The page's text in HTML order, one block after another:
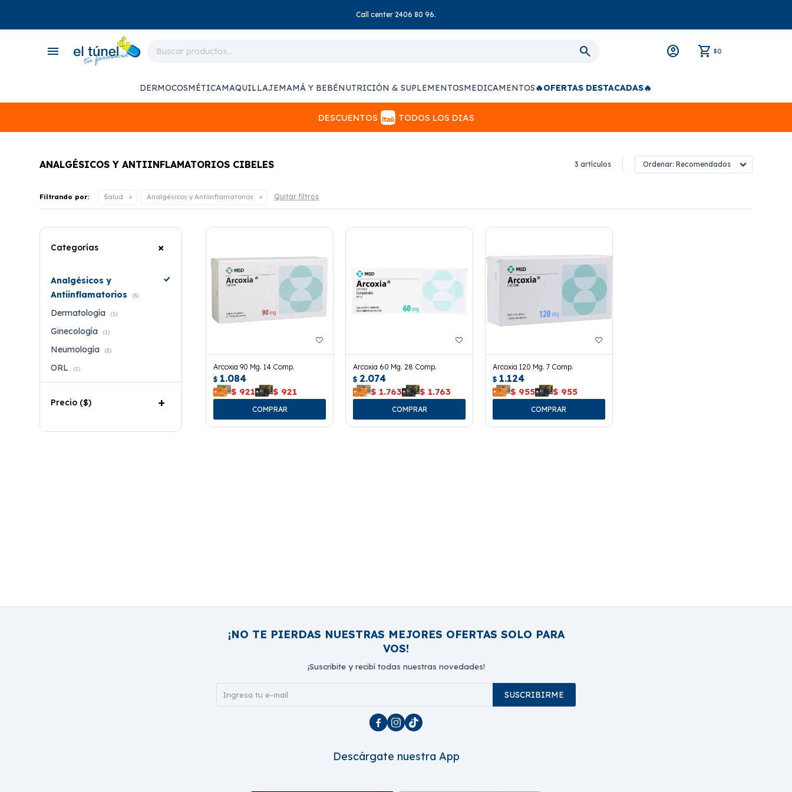
Call center 2406 80 96.
menu $0
DERMOCOSMÉTICAMAQUILLAJEMAMÁ Y BEBÉNUTRICIÓN & SUPLEMENTOSMEDICAMENTOS🔥OFERTAS DESTACADAS🔥
DESCUENTOS TODOS LOS DIAS
ANALGÉSICOS Y ANTIINFLAMATORIOS CIBELES 3 artículos Recomendados
Filtrando por: Salud Analgésicos y Antiinflamatorios Quitar filtros
Arcoxia 90 Mg. 14 Comp.
$ 1.084
$ 921 $ 921
Arcoxia 60 Mg. 28 Comp.
$ 2.074
$ 1.763 $ 1.763
Arcoxia 120 Mg. 7 Comp.
$ 1.124
$ 955 $ 955
Categorías
Analgésicos y
Antiinflamatorios
(3)
Dermatología (1)
Ginecología (1)
Neumología (2)
ORL (1)
Precio ($)
¡NO TE PIERDAS NUESTRAS MEJORES OFERTAS SOLO PARA
VOS!
¡Suscribite y recibí todas nuestras novedades!
SUSCRIBIRME
  
Descárgate nuestra App
close
store
local_shipping